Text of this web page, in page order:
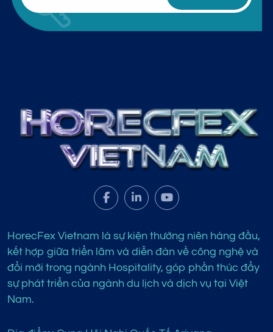
HorecFex Vietnam là sự kiện thường niên hàng đầu,
kết hợp giữa triển lãm và diễn đàn về công nghệ và
đổi mới trong ngành Hospitality, góp phần thúc đẩy
sự phát triển của ngành du lịch và dịch vụ tại Việt
Nam.